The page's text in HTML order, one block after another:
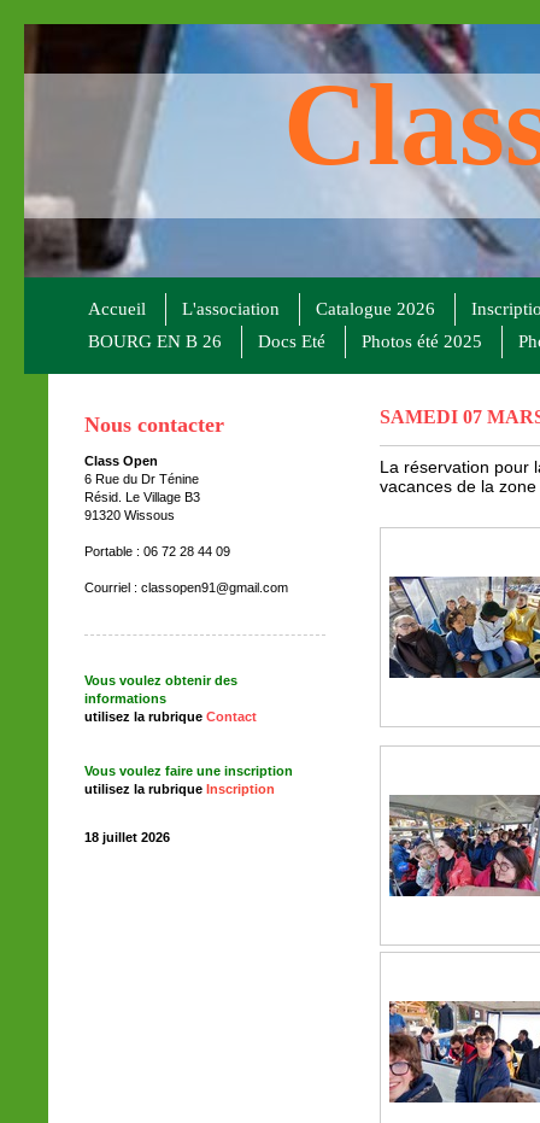
Accueil L'association Catalogue 2026
BOURG EN B 26
Docs Eté Photos été 2025
Nous contacter
Class Open
6 Rue du Dr Ténine
Résid. Le Village B3
91320 Wissous
Portable : 06 72 28 44 09
Courriel : classopen91@gmail.com
Vous voulez obtenir des
informations
utilisez la rubrique Contact
Vous voulez faire une inscription
utilisez la rubrique Inscription
18 juillet 2026
SAMEDI 07
La réservation pour
vacances de la